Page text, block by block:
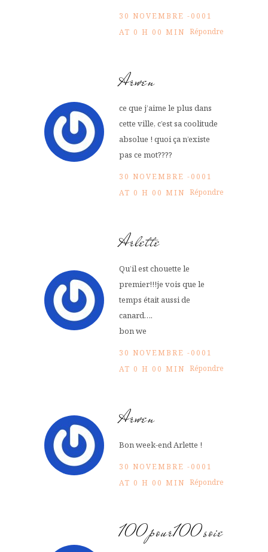
30 NOVEMBRE -0001
AT 0 H 00 MIN Répondre
Arwen
ce que j’aime le plus dans
cette ville, c’est sa coolitude
absolue ! quoi ça n’existe
pas ce mot????
30 NOVEMBRE -0001
AT 0 H 00 MIN Répondre
Arlette
Qu’il est chouette le
premier!!!je vois que le
temps était aussi de
canard….
bon we
30 NOVEMBRE -0001
AT 0 H 00 MIN Répondre
Arwen
Bon week-end Arlette !
30 NOVEMBRE -0001
AT 0 H 00 MIN Répondre
100pour100soie